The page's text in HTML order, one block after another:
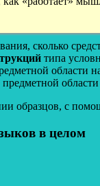
сколько
типа
образцов, с
в целом